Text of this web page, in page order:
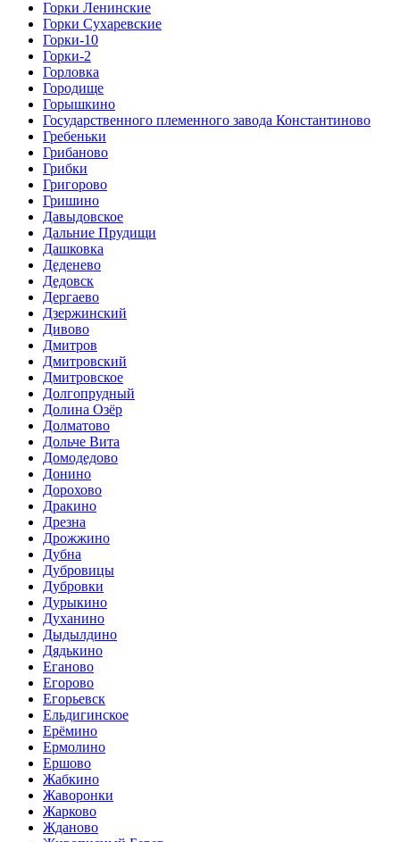
Горки Ленинские
Горки Сухаревские
Горки-10
Горки-2
Горловка
Городище
Горышкино
Государственного племенного завода Константиново
Гребеньки
Грибаново
Грибки
Григорово
Гришино
Давыдовское
Дальние Прудищи
Дашковка
Деденево
Дедовск
Дергаево
Дзержинский
Дивово
Дмитров
Дмитровский
Дмитровское
Долгопрудный
Долина Озёр
Долматово
Дольче Вита
Домодедово
Донино
Дорохово
Дракино
Дрезна
Дрожжино
Дубна
Дубровицы
Дубровки
Дурыкино
Духанино
Дыдылдино
Дядькино
Еганово
Егорово
Егорьевск
Ельдигинское
Ерёмино
Ермолино
Ершово
Жабкино
Жаворонки
Жарково
Жданово